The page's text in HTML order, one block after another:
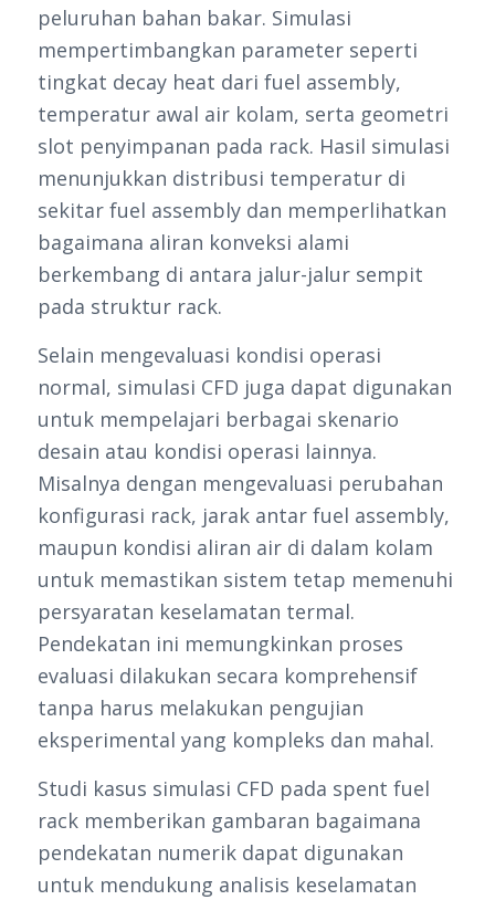
peluruhan bahan bakar. Simulasi
mempertimbangkan parameter seperti
tingkat decay heat dari fuel assembly,
temperatur awal air kolam, serta geometri
slot penyimpanan pada rack. Hasil simulasi
menunjukkan distribusi temperatur di
sekitar fuel assembly dan memperlihatkan
bagaimana aliran konveksi alami
berkembang di antara jalur-jalur sempit
pada struktur rack.
Selain mengevaluasi kondisi operasi
normal, simulasi CFD juga dapat digunakan
untuk mempelajari berbagai skenario
desain atau kondisi operasi lainnya.
Misalnya dengan mengevaluasi perubahan
konfigurasi rack, jarak antar fuel assembly,
maupun kondisi aliran air di dalam kolam
untuk memastikan sistem tetap memenuhi
persyaratan keselamatan termal.
Pendekatan ini memungkinkan proses
evaluasi dilakukan secara komprehensif
tanpa harus melakukan pengujian
eksperimental yang kompleks dan mahal.
Studi kasus simulasi CFD pada spent fuel
rack memberikan gambaran bagaimana
pendekatan numerik dapat digunakan
untuk mendukung analisis keselamatan